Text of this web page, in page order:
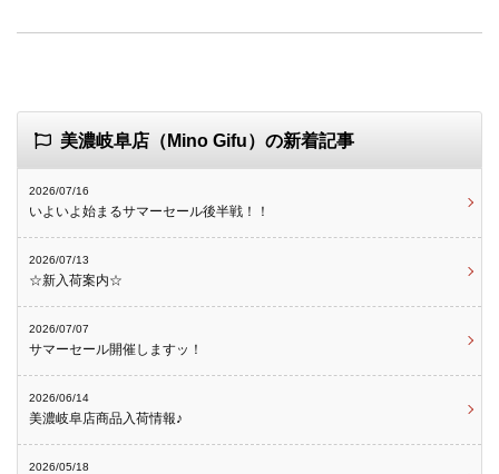
美濃岐阜店（Mino Gifu）の新着記事
2026/07/16
いよいよ始まるサマーセール後半戦！！
2026/07/13
☆新入荷案内☆
2026/07/07
サマーセール開催しますッ！
2026/06/14
美濃岐阜店商品入荷情報♪
2026/05/18